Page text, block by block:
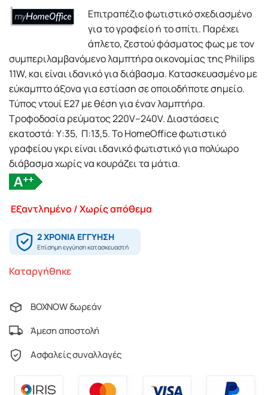
Επιτραπέζιο φωτιστικό σχεδιασμένο
για το γραφείο ή το σπίτι. Παρέχει
άπλετο, ζεστού φάσματος φως με τον
συμπεριλαμβανόμενο λαμπτήρα οικονομίας της Philips
11W, και είναι ιδανικό για διάβασμα. Κατασκευασμένο με
εύκαμπτο άξονα για εστίαση σε οποιοδήποτε σημείο.
Τύπος ντουί E27 με θέση για έναν λαμπτήρα.
Τροφοδοσία ρεύματος 220V–240V. Διαστάσεις
εκατοστά: Υ:35, Π:13,5. Το HomeOffice φωτιστικό
γραφείου γκρι είναι ιδανικό φωτιστικό για πολύωρο
διάβασμα χωρίς να κουράζει τα μάτια.
Εξαντλημένο / Χωρίς απόθεμα
Καταργήθηκε
BOXNOW δωρεάν
Άμεση αποστολή
Ασφαλείς συναλλαγές